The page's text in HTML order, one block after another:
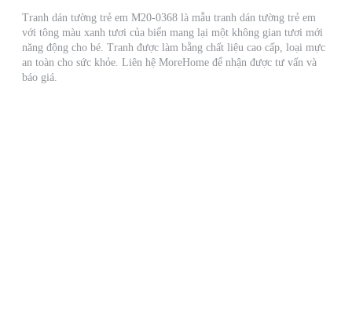
Tranh dán tường trẻ em M20-0368 là mẫu tranh dán tường trẻ em
với tông màu xanh tươi của biển mang lại một không gian tươi mới
năng động cho bé. Tranh được làm bằng chất liệu cao cấp, loại mực
an toàn cho sức khỏe. Liên hệ MoreHome để nhận được tư vấn và
báo giá.